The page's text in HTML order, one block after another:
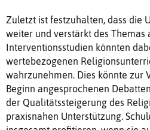
Zuletzt ist festzuhalten, dass die
weiter und verstärkt des Themas
Interventionsstudien könnten
wertebezogenen
wahrzunehmen. Dies könnte zur
Beginn angesprochenen
der Qualitätssteigerung des
praxisnahen Unterstützung.